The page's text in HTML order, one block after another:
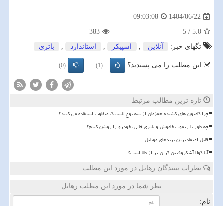
1404/06/22
09:03:08
5.0
/
5
383
تگهای خبر:
آنلاین , اسپیكر , استاندارد , باتری
این مطلب را می پسندید؟ (1)
(0)
تازه ترین مطالب مرتبط
چرا کامیون های کشنده همزمان از سه نوع لاستیک متفاوت استفاده می کنند؟
چه طور با ریموت خاموش و باتری خالی، خودرو را روشن کنیم؟
قابل اعتمادترین برندهای موبایل
آیا کولا آشکروفتین گران تر از طلا است؟
نظرات بینندگان رهاتل در مورد این مطلب
نظر شما در مورد این مطلب رهاتل
نام: